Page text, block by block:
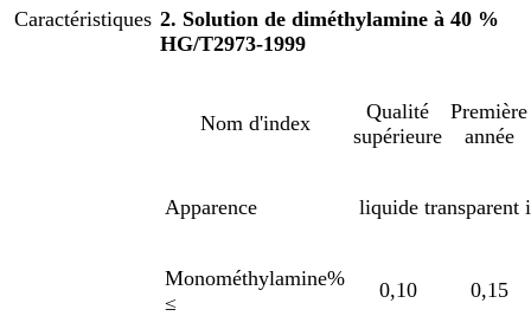
Caractéristiques 2. Solution de diméthylamine à 40 %
HG/T2973-1999
Nom d'index
Qualité
supérieure
Première
année
Apparence liquide transparent
Monométhylamine%
≤
0,10 0,15